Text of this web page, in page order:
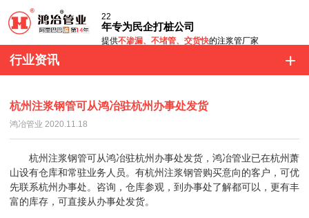
22
年专为民企打桩公司
提供不渗漏、不堵管、交货快的注浆管厂家
行业资讯
杭州注浆钢管可从鸿冶驻杭州办事处发货
鸿冶管业 2020.11.18
杭州注浆钢管可从鸿冶驻杭州办事处发货 ，鸿冶管业已在杭州萧
山设有仓库和常驻业务人员。有杭州注浆钢管购买意向的客户，可优
先联系杭州办事处。咨询，仓库参观，到办事处了解都可以，更有丰
富的库存，可直接从办事处发货。